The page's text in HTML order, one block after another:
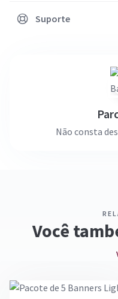
Suporte
Não consta
Você